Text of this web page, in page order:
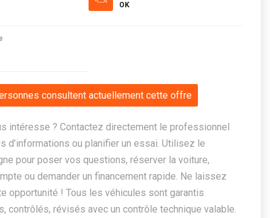
OK
consultent actuellement cette offre
intéresse ? Contactez directement le professionnel
d’informations ou planifier un essai. Utilisez le
pour poser vos questions, réserver la voiture,
ou demander un financement rapide. Ne laissez
opportunité ! Tous les véhicules sont garantis
contrôlés, révisés avec un contrôle technique valable.